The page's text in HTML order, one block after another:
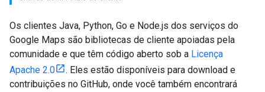
Os clientes Java, Python, Go e Node.js dos serviços do
Google Maps são bibliotecas de cliente apoiadas pela
comunidade e que têm código aberto sob a Licença
Apache 2.0
. Eles estão disponíveis para download e
contribuições no GitHub, onde você também encontrará